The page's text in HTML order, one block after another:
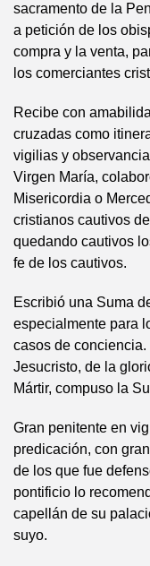
sacramento de la
a petición de los
compra y la venta,
los comerciantes
Recibe con
cruzadas como
vigilias y
Virgen María,
Misericordia o
cristianos cautivos
quedando cautivos
fe de los cautivos.
Escribió una Suma
especialmente para
casos de
Jesucristo, de la
Mártir, compuso la
Gran penitente en
predicación, con
de los que fue
pontificio lo
capellán de su
suyo.